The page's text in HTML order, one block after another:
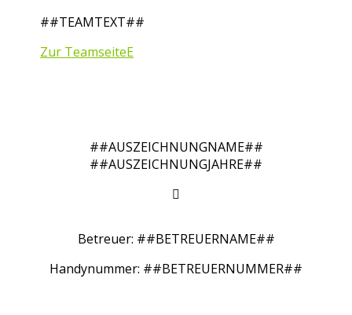
##TEAMTEXT##
Zur Teamseite
##AUSZEICHNUNGNAME##
##AUSZEICHNUNGJAHRE##

Betreuer: ##BETREUERNAME##
Handynummer: ##BETREUERNUMMER##